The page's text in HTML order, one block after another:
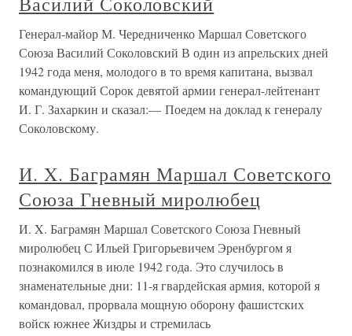
Генерал-майор М. Чередниченко Маршал Советского
Союза Василий Соколовский В один из апрельских дней
1942 года меня, молодого в то время капитана, вызвал
командующий Сорок девятой армии генерал-лейтенант
И. Г. Захаркин и сказал:— Поедем на доклад к генералу
Соколовскому.
И. X. Баграмян Маршал Советского
Союза Гневный миролюбец
И. X. Баграмян Маршал Советского Союза Гневный
миролюбец С Ильей Григорьевичем Эренбургом я
познакомился в июле 1942 года. Это случилось в
знаменательные дни: 11-я гвардейская армия, которой я
командовал, прорвала мощную оборону фашистских
войск южнее Жиздры и стремилась